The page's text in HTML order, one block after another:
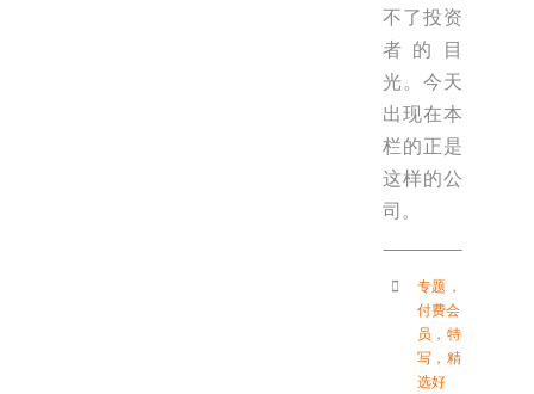
不了投资
者的目
光。今天
出现在本
栏的正是
这样的公
司。
专题 ，
付费会
员 ， 特
写 ， 精
选好